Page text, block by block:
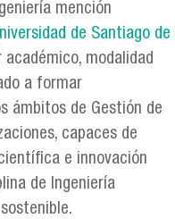
mención
de Santiago de
modalidad
a formar
ámbitos de Gestión de
capaces de
e innovación
de Ingeniería